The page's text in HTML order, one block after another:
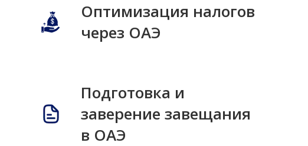
Оптимизация налогов
через ОАЭ
Подготовка и
заверение завещания
в ОАЭ